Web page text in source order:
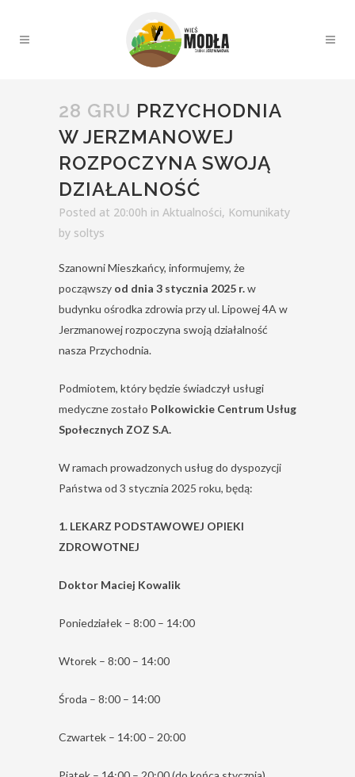
28 GRU PRZYCHODNIA
W JERZMANOWEJ
ROZPOCZYNA SWOJĄ
DZIAŁALNOŚĆ
Posted at 20:00h in Aktualności, Komunikaty
by soltys
Szanowni Mieszkańcy, informujemy, że
począwszy od dnia 3 stycznia 2025 r.w
budynku ośrodka zdrowia przy ul. Lipowej 4A w
Jerzmanowej rozpoczyna swoją działalność
nasza Przychodnia.
Podmiotem, który będzie świadczył usługi
medyczne zostało Polkowickie Centrum Usług
Społecznych ZOZ S.A.
W ramach prowadzonych usług do dyspozycji
Państwa od 3 stycznia 2025 roku, będą:
1. LEKARZ PODSTAWOWEJ OPIEKI
ZDROWOTNEJ
Doktor Maciej Kowalik
Poniedziałek – 8:00 – 14:00
Wtorek – 8:00 – 14:00
Środa – 8:00 – 14:00
Czwartek – 14:00 – 20:00